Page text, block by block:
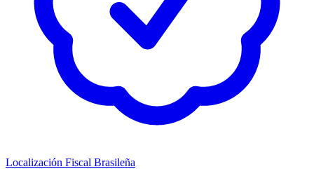
Localización Fiscal Brasileña